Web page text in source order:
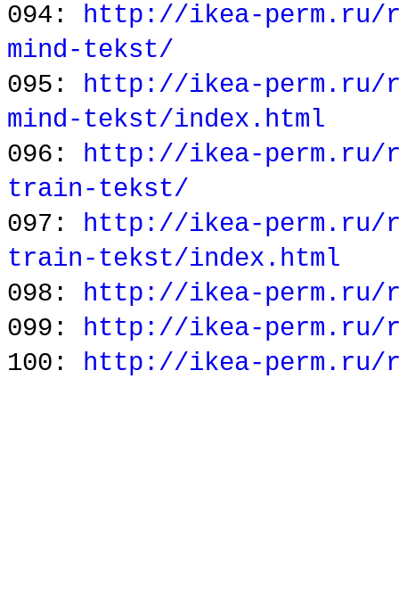
094: http://ikea-perm.ru/
mind-tekst/
095: http://ikea-perm.ru/
mind-tekst/index.html
096: http://ikea-perm.ru/
train-tekst/
097: http://ikea-perm.ru/
train-tekst/index.html
098: http://ikea-perm.ru/
099: http://ikea-perm.ru/
100: http://ikea-perm.ru/